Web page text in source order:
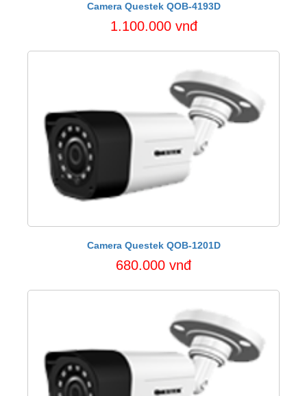
Camera Questek QOB-4193D
1.100.000 vnđ
Camera Questek QOB-1201D
680.000 vnđ